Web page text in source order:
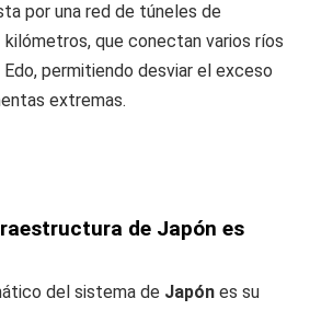
por una red de túneles de
kilómetros, que conectan varios ríos
permitiendo desviar el exceso
extremas.
de Japón es
del sistema de Japón es su